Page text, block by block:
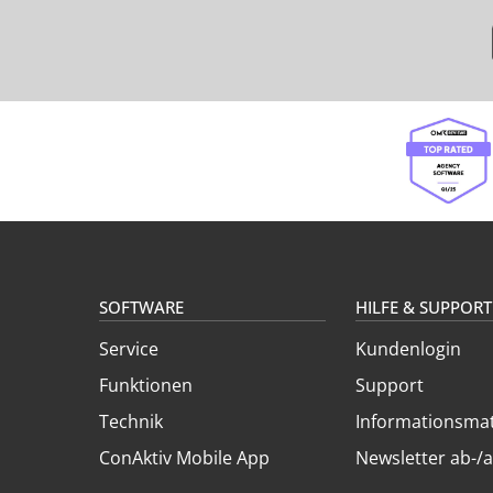
SOFTWARE
Service
Funktionen
Technik
ConAktiv Mobile App
HILFE & SUPPORT
Kundenlogin
Support
Newsletter ab-/